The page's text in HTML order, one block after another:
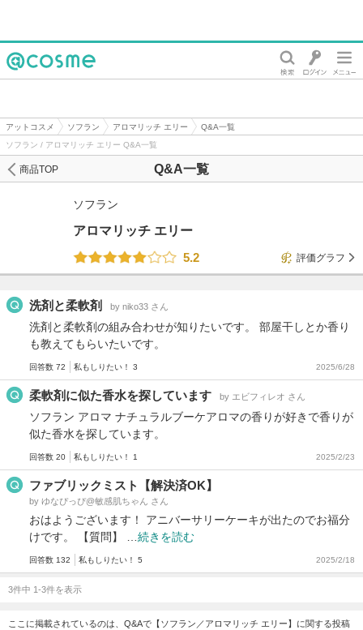
アットコスメ ソフラン アロマリッチ エリー
Q&A一覧
ソフラン / アロマリッチ エリー Q&A一覧
Q&A一覧
商品TOP
ソフラン
アロマリッチ エリー
5.2
評価グラフ
洗剤と柔軟剤 by niko33 さん
洗剤と柔軟剤の組み合わせが知りたいです。 部屋干しとか香り
も教えてもらいたいです。
回答数 72 私もしりたい！ 3 2025/6/28
柔軟剤に似た香水を探しています by エビフィレオ さん
ソフラン アロマ ナチュラルブーケアロマの香りが好きで香りが
似た香水を探しています。
回答数 20 私もしりたい！ 1 2025/2/23
ファブリックミスト【解決済OK】
by ゆなぴっぴ@敏感肌ちゃん さん
おはようございます！ アニバーサリーケーキが出たのでお福分
けです。 【質問】 … 続きを読む
回答数 132 私もしりたい！ 5 2025/2/18
3件中 1-3件を表示
ここに掲載されているのは、Q&Aで【ソフラン／アロマリッチ エリー】に関する投稿